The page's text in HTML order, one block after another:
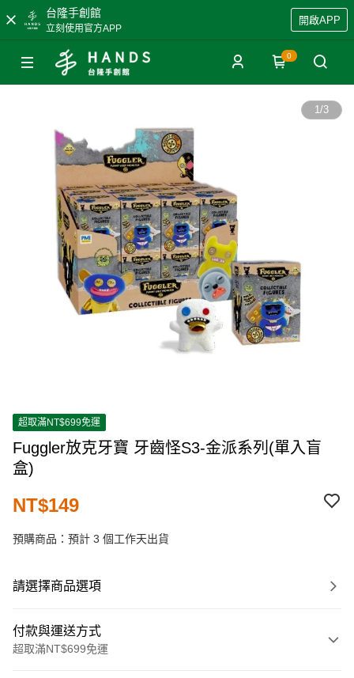
台隆手創館
立刻使用官方APP
開啟APP
0
1/3
超取滿NT$699免運
Fuggler放克牙寶 牙齒怪S3-金派系列(單入盲
盒)
NT$149
預購商品：預計 3 個工作天出貨
請選擇商品選項
付款與運送方式
超取滿NT$699免運